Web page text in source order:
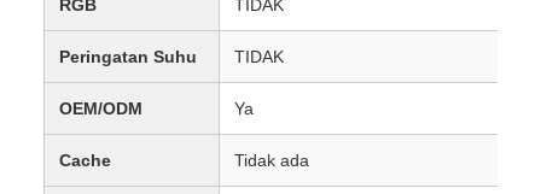
RGB TIDAK
Peringatan Suhu TIDAK
OEM/ODM Ya
Cache Tidak ada